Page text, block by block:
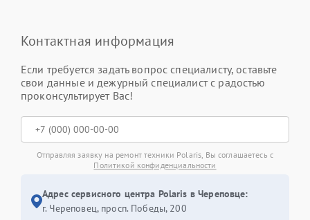
Контактная информация
Если требуется задать вопрос специалисту, оставьте
свои данные и дежурный специалист с радостью
проконсультирует Вас!
Отправляя заявку на ремонт техники Polaris, Вы соглашаетесь с
Политикой конфиденциальности
Адрес сервисного центра Polaris в Череповце:
г. Череповец, просп. Победы, 200